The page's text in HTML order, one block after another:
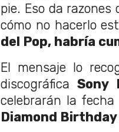
pie. Eso da razones
cómo no hacerlo
del Pop, habría
El mensaje lo
discográficaSony
celebrarán la
Diamond